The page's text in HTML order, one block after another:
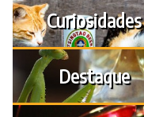
Curiosidades
Destaque